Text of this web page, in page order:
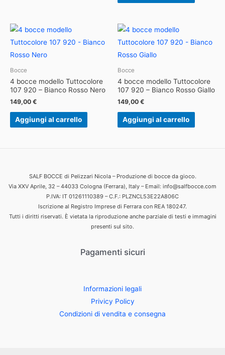
Bocce
4 bocce modello Tuttocolore
107 920 – Bianco Rosso Nero
149,00 €
Aggiungi al carrello
Bocce
4 bocce modello Tuttocolore
107 920 – Bianco Rosso Giallo
149,00 €
Aggiungi al carrello
SALF BOCCE di Pelizzari Nicola – Produzione di bocce da gioco.
Via XXV Aprile, 32 – 44033 Cologna (Ferrara), Italy – Email: info@salfbocce.com
P.IVA: IT 01261110389 – C.F.: PLZNCL53E22A806C
Iscrizione al Registro Imprese di Ferrara con REA 180247.
Tutti i diritti riservati. È vietata la riproduzione anche parziale di testi e immagini
presenti sul sito.
Pagamenti sicuri
Informazioni legali
Privicy Policy
Condizioni di vendita e consegna